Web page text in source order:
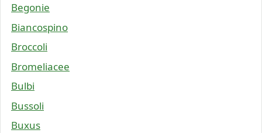
Begonie
Biancospino
Broccoli
Bromeliacee
Bulbi
Bussoli
Buxus